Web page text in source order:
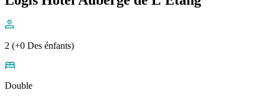
2 (+0 Des énfants)
Double